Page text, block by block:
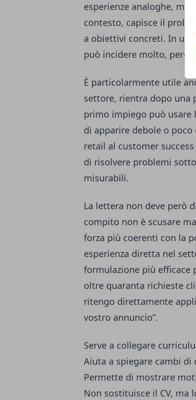
esperienze analoghe, ma
contesto, capisce il
a obiettivi concreti. In un
può incidere molto,
È particolarmente utile
settore, rientra dopo una
primo impiego può usare
di apparire debole o poco
retail al customer
di risolvere problemi
misurabili.
La lettera non deve però
compito non è scusare
forza più coerenti con la
esperienza diretta nel
formulazione più efficace
oltre quaranta richieste
ritengo direttamente
vostro annuncio”.
Serve a collegare
Aiuta a spiegare cambi di
Permette di mostrare
Non sostituisce il CV, ma